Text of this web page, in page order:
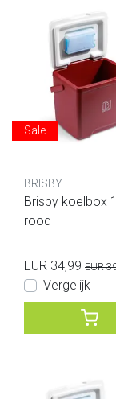
Sale
BRISBY
Brisby koelbox
rood
EUR 34,99 EUR
Vergelijk